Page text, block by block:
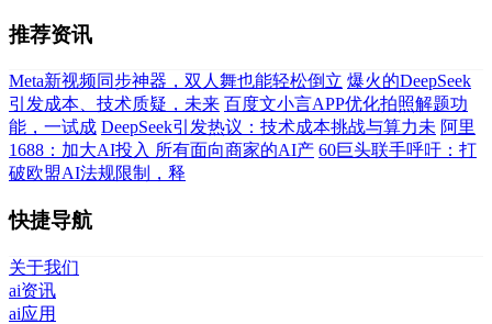
推荐资讯
Meta新视频同步神器，双人舞也能轻松倒立 爆火的DeepSeek
引发成本、技术质疑，未来 百度文小言APP优化拍照解题功
能，一试成 DeepSeek引发热议：技术成本挑战与算力未 阿里
1688：加大AI投入 所有面向商家的AI产 60巨头联手呼吁：打
破欧盟AI法规限制，释
快捷导航
关于我们
ai资讯
ai应用